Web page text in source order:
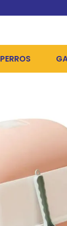
PERROS
HIGIENE,
BOLSOS Y
BOLSAS PARA
COLLARES,